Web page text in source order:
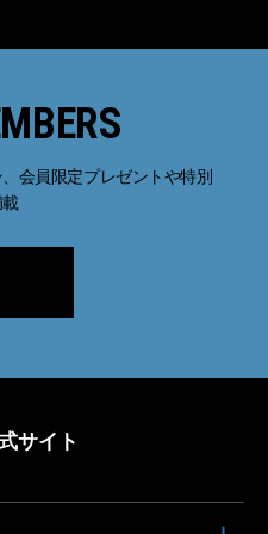
会員限定プレゼントや特別
サイト